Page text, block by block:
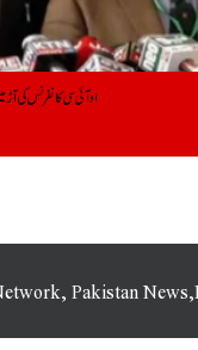
او آئی سی کانفرنس کی
Pakistan